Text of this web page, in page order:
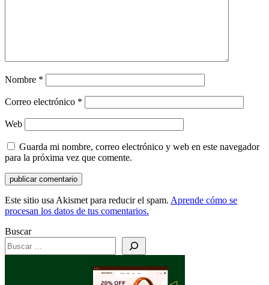
Nombre *
Correo electrónico *
Web
Guarda mi nombre, correo electrónico y web en este navegador
para la próxima vez que comente.
Este sitio usa Akismet para reducir el spam. Aprende cómo se
procesan los datos de tus comentarios.
Buscar